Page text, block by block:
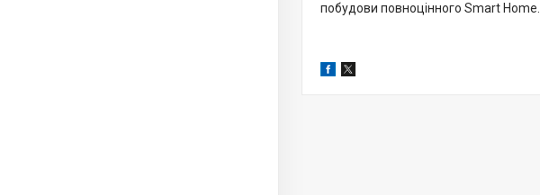
побудови повноцінного Smart Home.